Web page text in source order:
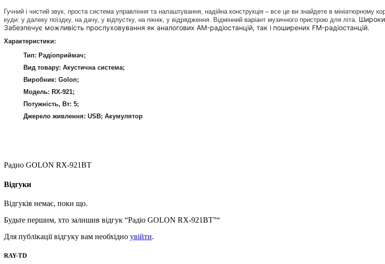
Гучний і чистий звук, проста система управління та налаштування, надійна конструкція – все це ви знайдете в
куди: у далеку поїздку, на дачу, у відпустку, на пікнік, у відрядження. Відмінний варіант музичного пристрою для літа.
Забезпечує можливість прослуховування як аналогових AM-радіостанцій, так і поширених FM-радіостанцій.
Характеристики:
Тип: Радіоприймач;
Вид товару: Акустична система;
Виробник: Golon;
Модель: RX-921;
Потужність, Вт: 5;
Джерело живлення: USB; Акумулятор
Радио GOLON RX-921BT
Відгуки
Відгуків немає, поки що.
Будьте першим, хто залишив відгук “Радіо GOLON RX-921BT”“
Для публікації відгуку вам необхідно увійти.
RAY-TD